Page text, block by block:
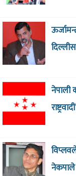
नेपाली
नेकपाले